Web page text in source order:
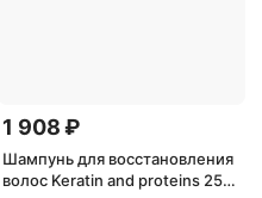
1 908 ₽
Шампунь для восстановления
волос Keratin and proteins 250